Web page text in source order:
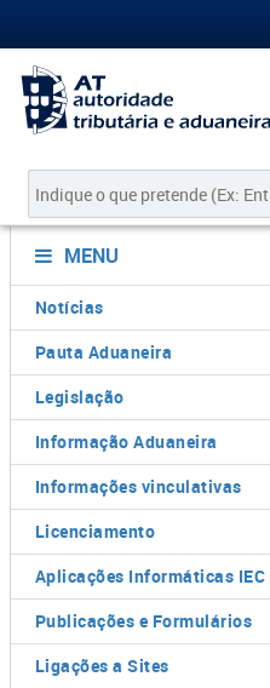
MENU
Notícias
Pauta Aduaneira
Legislação
Informação Aduaneira
Informações vinculativas
Licenciamento
Aplicações Informáticas IEC
Publicações e Formulários
Ligações a Sites